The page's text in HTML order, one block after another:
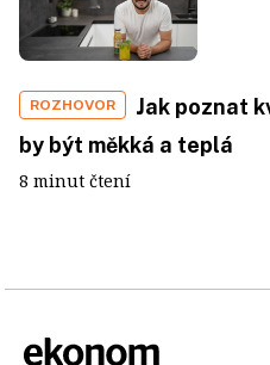
ROZHOVOR
Jak poznat
by být měkká a teplá
8 minut čtení